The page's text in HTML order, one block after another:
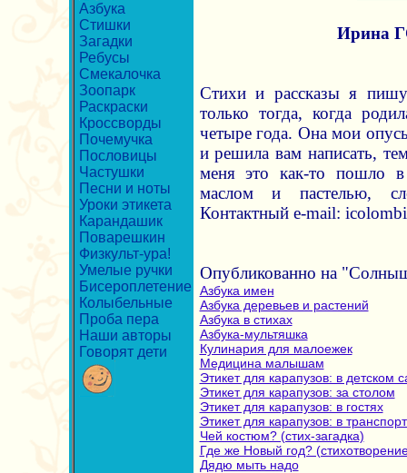
Азбука
Стишки
Загадки
Ребусы
Смекалочка
Зоопарк
Раскраски
Кроссворды
Почемучка
Пословицы
Частушки
Песни и ноты
Уроки этикета
Карандашик
Поварешкин
Физкульт-ура!
Умелые ручки
Бисероплетение
Колыбельные
Проба пера
Наши авторы
Говорят дети
Ирина
Стихи и рассказы я пишу
только тогда, когда
четыре года. Она мои
и решила вам написать,
меня это как-то пошло
маслом и пастелью,
Контактный e-mail:
Опубликованно на
Азбука имен
Азбука деревьев и растений
Азбука в стихах
Азбука-мультяшка
Кулинария для малоежек
Медицина малышам
Этикет для карапузов: в детском
Этикет для карапузов: за столом
Этикет для карапузов: в гостях
Этикет для карапузов: в
Чей костюм? (стих-загадка)
Где же Новый год?
Дядю мыть надо